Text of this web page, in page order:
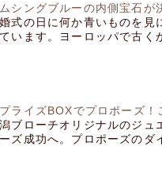
シングブルーの内側宝石
式の日に何か青いものを見
います。ヨーロッパで古
ライズBOXでプロポーズ
ブローチオリジナルのジュ
ズ成功へ。プロポーズの